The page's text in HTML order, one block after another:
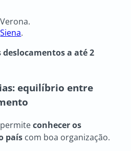
Siena.
a até 2
equilíbrio entre
permiteconhecer os
país com boa organização.